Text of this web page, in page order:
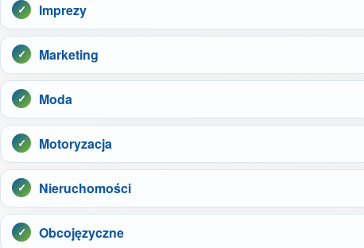
Imprezy
Marketing
Moda
Motoryzacja
Nieruchomości
Obcojęzyczne